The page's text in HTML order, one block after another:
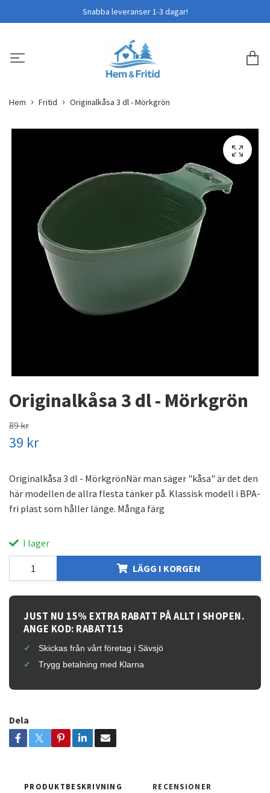
Snabba leveranser 1-3 dagar!
Hem Fritid Originalkåsa 3 dl - Mörkgrön
Originalkåsa 3 dl - Mörkgrön
89 kr
39 kr
Originalkåsa 3 dl - MörkgrönNär man säger "kåsa" är det den
här modellen de allra flesta tänker på. Klassisk modell i BPA-
fri plast som håller länge. Många färg
I lager
LÄGG I KORGEN
JUST NU 15% EXTRA RABATT PÅ ALLT I SHOPEN.
ANGE KOD: RABATT15
Skickas från vårt företag i Sävsjö
Trygg betalning med Klarna
Dela
PRODUKTBESKRIVNING RECENSIONER